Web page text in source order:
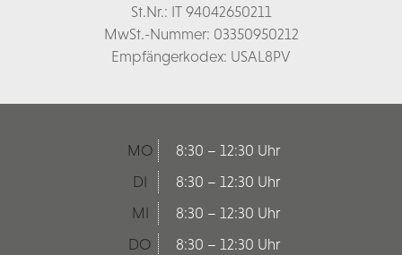
St.Nr.: IT 94042650211
MwSt.-Nummer: 03350950212
Empfängerkodex: USAL8PV
MO
8:30 – 12:30 Uhr
DI
8:30 – 12:30 Uhr
MI
8:30 – 12:30 Uhr
DO
8:30 – 12:30 Uhr